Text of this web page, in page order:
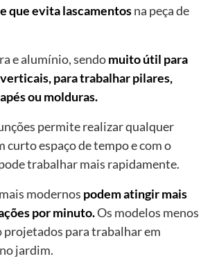
que evita lascamentosna peça de
e alumínio, sendomuito útil para
para trabalhar pilares,
ou molduras.
permite realizar qualquer
curto espaço de tempo e com o
trabalhar mais rapidamente.
modernos podem atingir mais
por minuto.Os modelos menos
projetados para trabalhar em
jardim.